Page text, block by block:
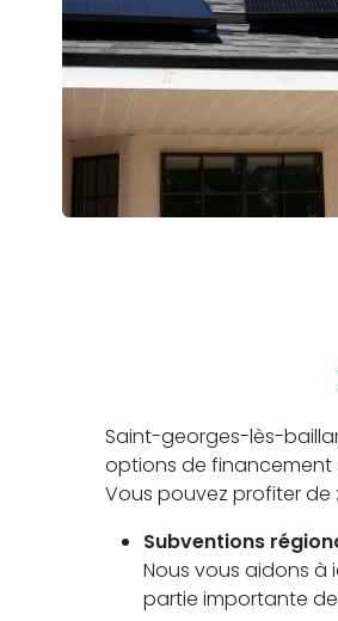
Saint-georges-lès-
options de financement
Vous pouvez profiter de :
Subventions
Nous vous aidons à
partie importante